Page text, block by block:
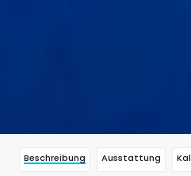
Beschreibung Ausstattung